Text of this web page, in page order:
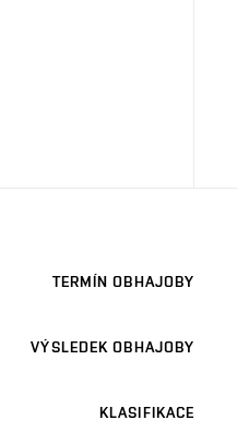
TERMÍN OBHAJOBY
VÝSLEDEK OBHAJOBY
KLASIFIKACE